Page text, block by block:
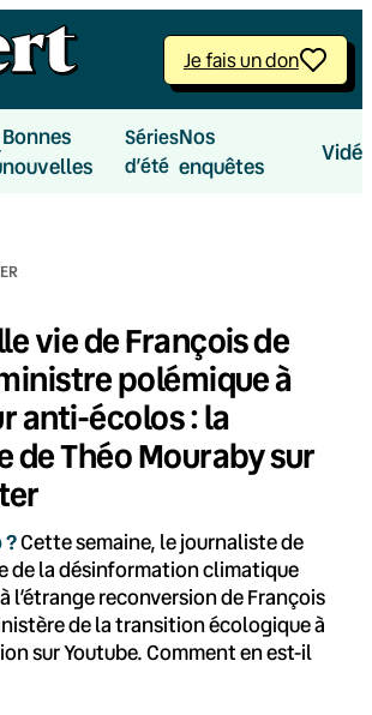
Je fais un don
Bonnes
nouvelles
Séries
d’été
Nos
enquêtes
vie de François de
polémique à
anti-écolos : la
de Théo Mouraby sur
?Cette semaine, le journaliste de
de la désinformation climatique
l’étrange reconversion de François
de la transition écologique à
sur Youtube. Comment en est-il